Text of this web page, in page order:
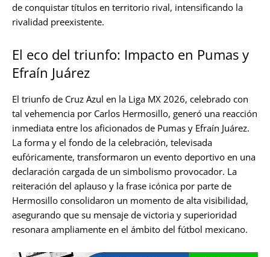
de conquistar títulos en territorio rival, intensificando la
rivalidad preexistente.
El eco del triunfo: Impacto en Pumas y
Efraín Juárez
El triunfo de Cruz Azul en la Liga MX 2026, celebrado con
tal vehemencia por Carlos Hermosillo, generó una reacción
inmediata entre los aficionados de Pumas y Efraín Juárez.
La forma y el fondo de la celebración, televisada
eufóricamente, transformaron un evento deportivo en una
declaración cargada de un simbolismo provocador. La
reiteración del aplauso y la frase icónica por parte de
Hermosillo consolidaron un momento de alta visibilidad,
asegurando que su mensaje de victoria y superioridad
resonara ampliamente en el ámbito del fútbol mexicano.